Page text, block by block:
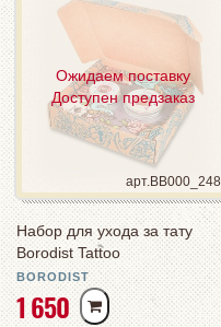
Ожидаем поставку
Доступен предзаказ
арт.BB000_248
Набор для ухода за тату
Borodist Tattoo
BORODIST
1 650РУБ